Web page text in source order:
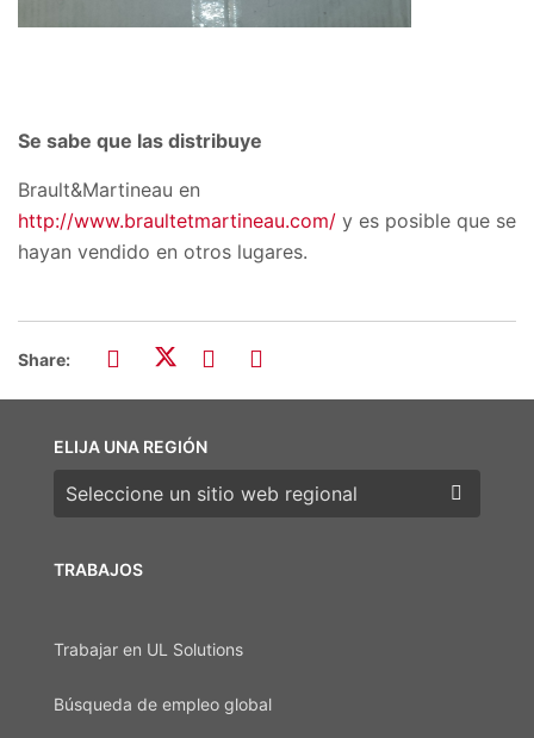
Se sabe que las distribuye
Brault&Martineau en
http://www.braultetmartineau.com/ y es posible que se
hayan vendido en otros lugares.
Share:
TRABAJOS
Trabajar en UL Solutions
Búsqueda de empleo global
ELIJA UNA REGIÓN
Elija una región